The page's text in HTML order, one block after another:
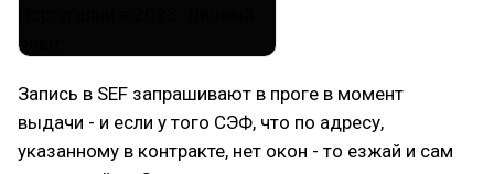
Запись в SEF запрашивают в проге в момент
выдачи - и если у того СЭФ, что по адресу,
указанному в контракте, нет окон - то езжай и сам